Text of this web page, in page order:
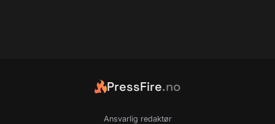
PressFire.no
Ansvarlig redaktør